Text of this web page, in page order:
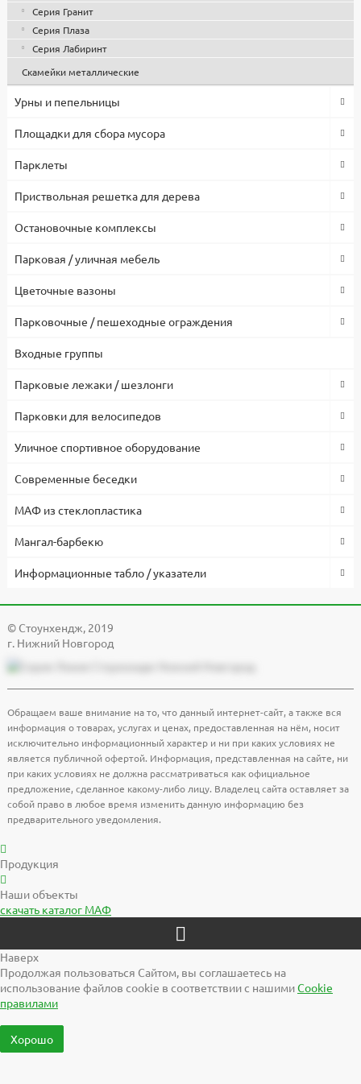
Серия Гранит
Серия Плаза
Серия Лабиринт
Скамейки металлические
Урны и пепельницы
Площадки для сбора мусора
Парклеты
Приствольная решетка для дерева
Остановочные комплексы
Парковая / уличная мебель
Цветочные вазоны
Парковочные / пешеходные ограждения
Входные группы
Парковые лежаки / шезлонги
Парковки для велосипедов
Уличное спортивное оборудование
Современные беседки
МАФ из стеклопластика
Мангал-барбекю
Информационные табло / указатели
© Cтоунхендж, 2019
г. Нижний Новгород
Обращаем ваше внимание на то, что данный интернет-сайт, а также вся
информация о товарах, услугах и ценах, предоставленная на нём, носит
исключительно информационный характер и ни при каких условиях не
является публичной офертой. Информация, представленная на сайте, ни
при каких условиях не должна рассматриваться как официальное
предложение, сделанное какому-либо лицу. Владелец сайта оставляет за
собой право в любое время изменить данную информацию без
предварительного уведомления.
Продукция
Наши объекты
скачать каталог МАФ
Наверх
Продолжая пользоваться Сайтом, вы соглашаетесь на
использование файлов cookie в соответствии с нашимиCookiе
правилами
Хорошо